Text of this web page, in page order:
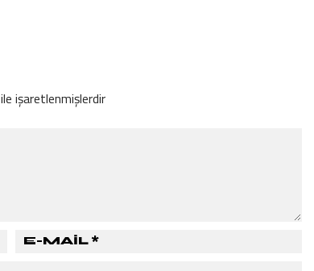
ile işaretlenmişlerdir